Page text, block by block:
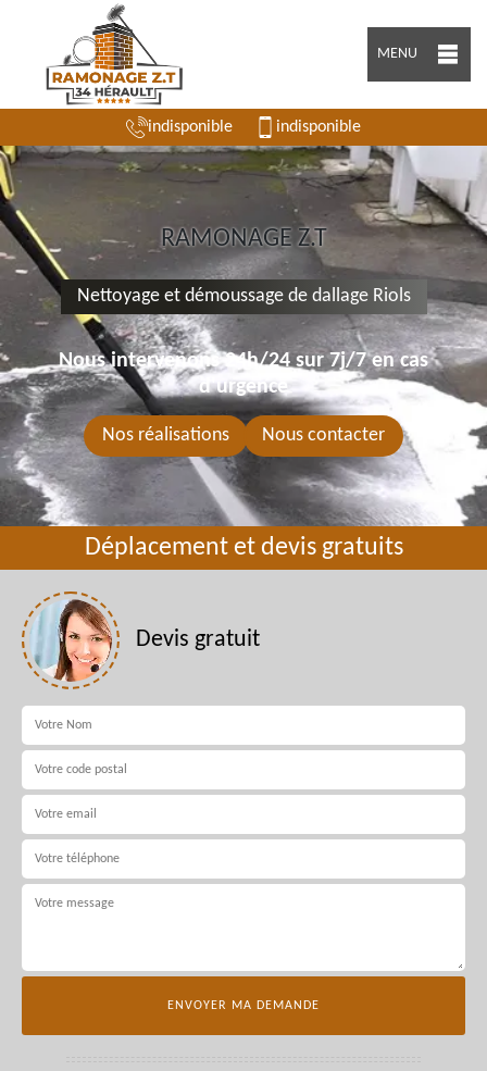
MENU
indisponible indisponible
RAMONAGE Z.T
Nettoyage et démoussage de dallage Riols
Nous intervenons 24h/24 sur 7j/7 en cas
d'urgence
Nos réalisations Nous contacter
Déplacement et devis gratuits
Devis gratuit